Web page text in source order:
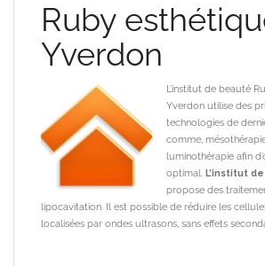
Ruby
Yverdon
L’institut de beauté
Yverdon utilise des
technologies de
comme,
luminothérapie afin
optimal. L’institut
propose des
lipocavitation. Il est possible de réduire les
localisées par ondes ultrasons, sans effets